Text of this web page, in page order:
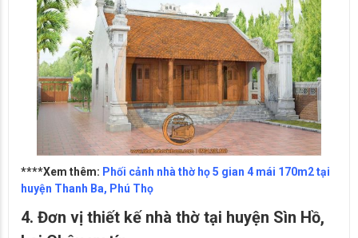
****Xem thêm: Phối cảnh nhà thờ họ 5 gian 4 mái 170m2 tại
huyện Thanh Ba, Phú Thọ
4. Đơn vị thiết kế nhà thờ tại huyện Sìn Hồ,